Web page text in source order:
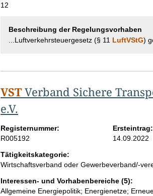
12
Beschreibung der Regelungsvorhaben
...Luftverkehrsteuergesetz (§ 11 LuftVStG)
VSTVerband Sichere
e.V.
Registernummer:
R005192
Ersteintrag:
14.09.2022
Tätigkeitskategorie:
Wirtschaftsverband oder Gewerbeverband/-
Interessen- und Vorhabenbereiche (5):
Allgemeine Energiepolitik; Energienetze;